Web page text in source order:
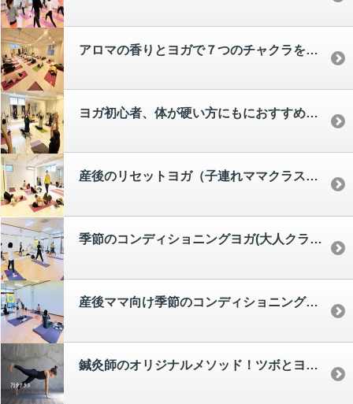
アロマの香りとヨガで７つのチャクラを活性化！アロマチャクラヨガ[hiro]
ヨガ初心者、体が硬い方にもにおすすめ！自分と向き合うセルフケアヨガ（大人クラス）【miyuki】
産後のリセットヨガ（子連れママクラス）【miyuki】
季節のコンディショニングヨガ(大人クラス) [yui]
産後ママ向け季節のコンディショニングヨガ(子連れママクラス) [yui]
鍼灸師のオリジナルメソッド！ツボとヨガが融合した筋膜リリースヨガ75分(大人クラス) [akemi]